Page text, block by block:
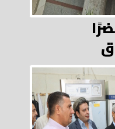
344 محضرًا